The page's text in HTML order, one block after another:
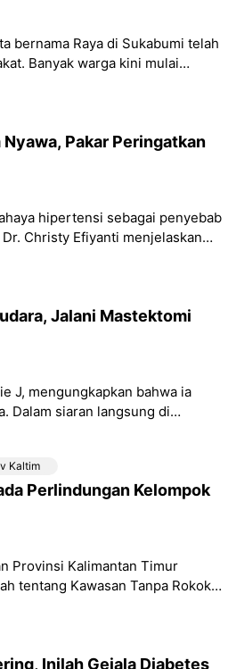
bernama Raya di Sukabumi telah
Banyak warga kini mulai
Pakar Peringatkan
hipertensi sebagai penyebab
Christy Efiyanti menjelaskan
Jalani Mastektomi
J, mengungkapkan bahwa ia
Dalam siaran langsung di
Kaltim
Perlindungan Kelompok
Provinsi Kalimantan Timur
tentang Kawasan Tanpa Rokok
Inilah Gejala Diabetes